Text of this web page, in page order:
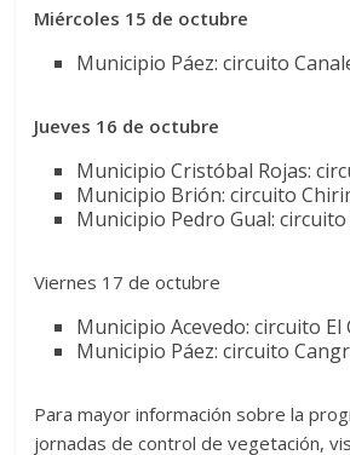
Miércoles 15 de octubre
Municipio Páez: circuito
Jueves 16 de octubre
Municipio Cristóbal Rojas:
Municipio Brión: circuito
Municipio Pedro Gual: circuito
Viernes 17 de octubre
Municipio Acevedo: circuito El
Municipio Páez: circuito
Para mayor información sobre la
jornadas de control de vegetación,